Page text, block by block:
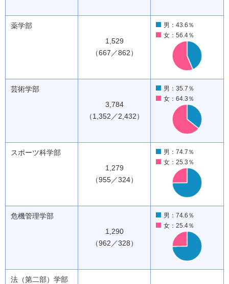
薬学部
1,529
（667／862）
男：43.6％
女：56.4％
芸術学部
3,784
（1,352／2,432）
男：35.7％
女：64.3％
スポーツ科学部
1,279
（955／324）
男：74.7％
女：25.3％
危機管理学部
1,290
（962／328）
男：74.6％
女：25.4％
法（第二部）学部